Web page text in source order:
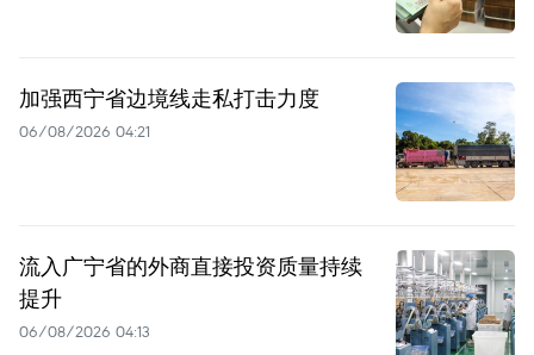
加强西宁省边境线走私打击力度
06/08/2026 04:21
流入广宁省的外商直接投资质量持续
提升
06/08/2026 04:13